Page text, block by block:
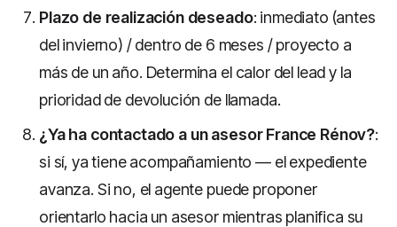
Plazo de realización deseado: inmediato (antes
del invierno) / dentro de 6 meses / proyecto a
más de un año. Determina el calor del lead y la
prioridad de devolución de llamada.
¿Ya ha contactado a un asesor France Rénov?:
si sí, ya tiene acompañamiento — el expediente
avanza. Si no, el agente puede proponer
orientarlo hacia un asesor mientras planifica su